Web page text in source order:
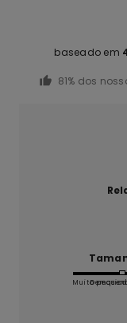
baseado em
81% dos
Muito